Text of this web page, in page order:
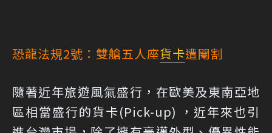
恐龍法規2號：雙艙五人座貨卡遭閹割
隨著近年旅遊風氣盛行，在歐美及東南亞地
區相當盛行的貨卡(Pick-up) ，近年來也引